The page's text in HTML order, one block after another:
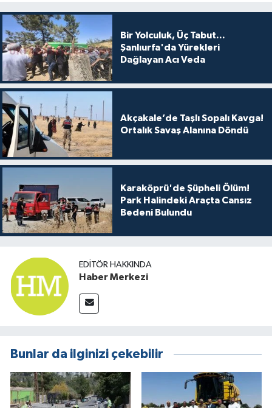
Bir Yolculuk, Üç Tabut...
Şanlıurfa'da Yürekleri
Dağlayan Acı Veda
Akçakale’de Taşlı Sopalı Kavga!
Ortalık Savaş Alanına Döndü
Karaköprü'de Şüpheli Ölüm!
Park Halindeki Araçta Cansız
Bedeni Bulundu
EDITÖR HAKKINDA
Haber Merkezi
Bunlar da ilginizi çekebilir